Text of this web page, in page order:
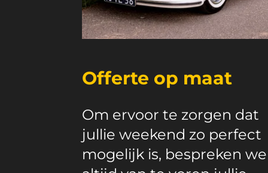
Offerte op maat
Om ervoor te zorgen dat
jullie weekend zo perfect
mogelijk is, bespreken we